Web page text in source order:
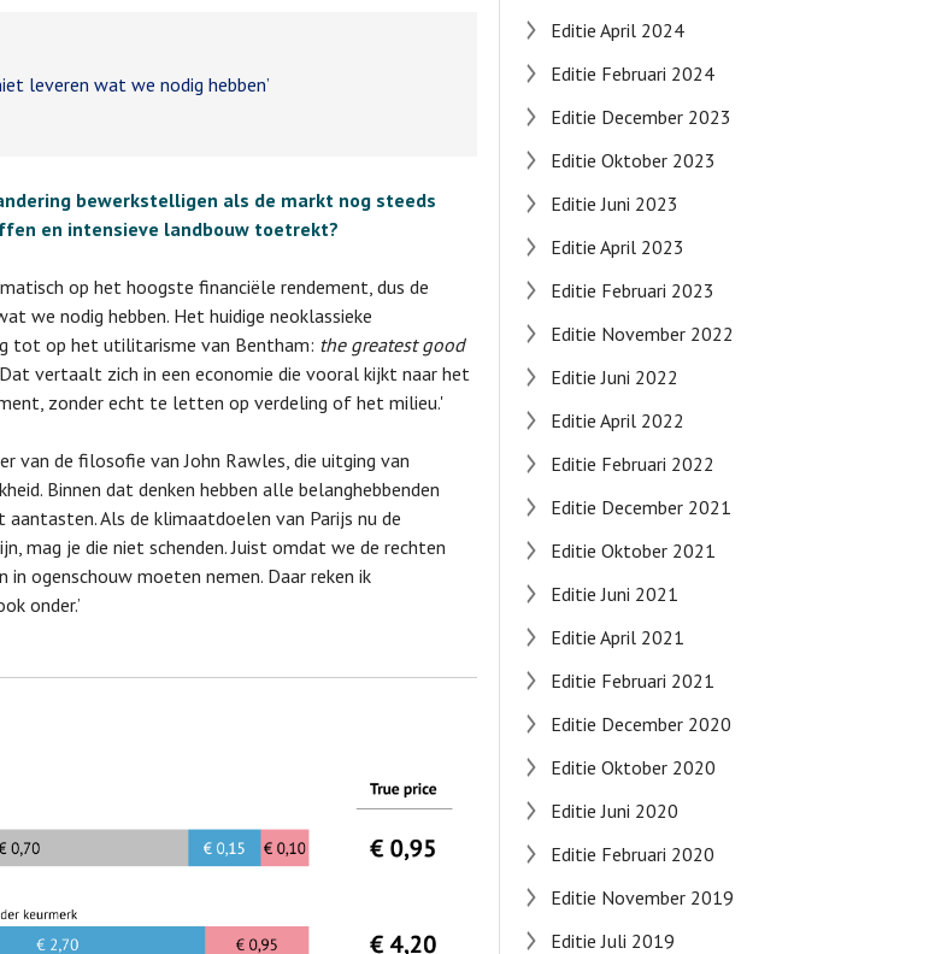
leveren wat we nodig hebben’
bewerkstelligen als de markt nog steeds
en intensieve landbouw toetrekt?
op het hoogste financiële rendement, dus de
we nodig hebben. Het huidige neoklassieke
tot op het utilitarisme van Bentham: the greatest good
vertaalt zich in een economie die vooral kijkt naar het
zonder echt te letten op verdeling of het milieu.'
van de filosofie van John Rawles, die uitging van
Binnen dat denken hebben alle belanghebbenden
aantasten. Als de klimaatdoelen van Parijs nu de
mag je die niet schenden. Juist omdat we de rechten
in ogenschouw moeten nemen. Daar reken ik
onder.’
Editie April 2024
Editie Februari 2024
Editie December 2023
Editie Oktober 2023
Editie Juni 2023
Editie April 2023
Editie Februari 2023
Editie November 2022
Editie Juni 2022
Editie April 2022
Editie Februari 2022
Editie December 2021
Editie Oktober 2021
Editie Juni 2021
Editie April 2021
Editie Februari 2021
Editie December 2020
Editie Oktober 2020
Editie Juni 2020
Editie Februari 2020
Editie November 2019
Editie Juli 2019